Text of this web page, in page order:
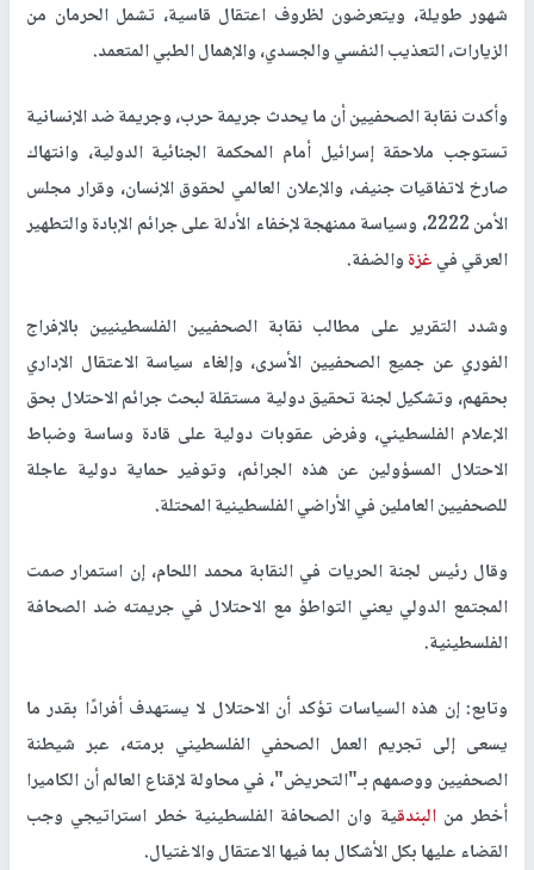
شهور طويلة، ويتعرضون لظروف اعتقال قاسية، تشمل الحرمان من
الزيارات، التعذيب النفسي والجسدي، والإهمال الطبي المتعمد.
وأكدت نقابة الصحفيين أن ما يحدث جريمة حرب، وجريمة ضد الإنسانية
تستوجب ملاحقة إسرائيل أمام المحكمة الجنائية الدولية، وانتهاك
صارخ لاتفاقيات جنيف، والإعلان العالمي لحقوق الإنسان، وقرار مجلس
الأمن 2222، وسياسة ممنهجة لإخفاء الأدلة على جرائم الإبادة والتطهير
العرقي فيغزةوالضفة.
وشدد التقرير على مطالب نقابة الصحفيين الفلسطينيين بالإفراج
الفوري عن جميع الصحفيين الأسرى، وإلغاء سياسة الاعتقال الإداري
بحقهم، وتشكيل لجنة تحقيق دولية مستقلة لبحث جرائم الاحتلال بحق
الإعلام الفلسطيني، وفرض عقوبات دولية على قادة وساسة وضباط
الاحتلال المسؤولين عن هذه الجرائم، وتوفير حماية دولية عاجلة
للصحفيين العاملين في الأراضي الفلسطينية المحتلة.
وقال رئيس لجنة الحريات في النقابة محمد اللحام، إن استمرار صمت
المجتمع الدولي يعني التواطؤ مع الاحتلال في جريمته ضد الصحافة
الفلسطينية.
وتابع: إن هذه السياسات تؤكد أن الاحتلال لا يستهدف أفرادًا بقدر ما
يسعى إلى تجريم العمل الصحفي الفلسطيني برمته، عبر شيطنة
الصحفيين ووصمهم بـ"التحريض"، في محاولة لإقناع العالم أن الكاميرا
أخطر منالبندقية وان الصحافة الفلسطينية خطر استراتيجي وجب
القضاء عليها بكل الأشكال بما فيها الاعتقال والاغتيال.